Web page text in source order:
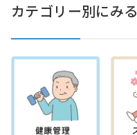
カテゴリー別にみる